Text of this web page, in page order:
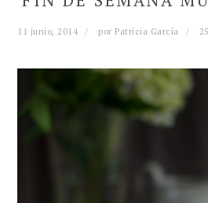
11 junio, 2014 porPatricia García